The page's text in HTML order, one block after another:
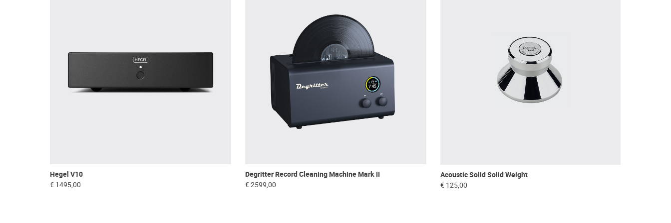
Hegel V10
€ 1495,00
Degritter Record Cleaning Machine Mark II
€ 2599,00
Acoustic Solid Solid Weight
€ 125,00